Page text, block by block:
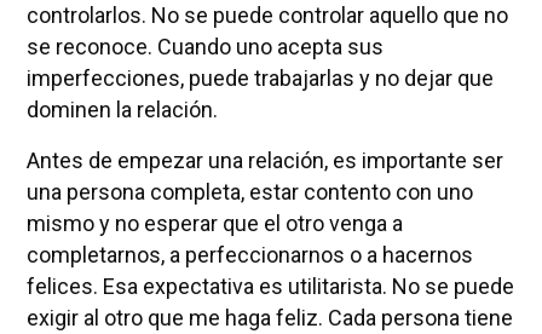
controlarlos. No se puede controlar aquello que no
se reconoce. Cuando uno acepta sus
imperfecciones, puede trabajarlas y no dejar que
dominen la relación.
Antes de empezar una relación, es importante ser
una persona completa, estar contento con uno
mismo y no esperar que el otro venga a
completarnos, a perfeccionarnos o a hacernos
felices. Esa expectativa es utilitarista. No se puede
exigir al otro que me haga feliz. Cada persona tiene